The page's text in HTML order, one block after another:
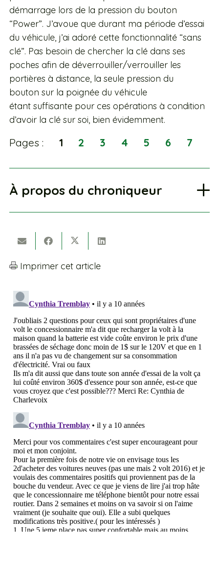
démarrage lors de la pression du bouton
“Power”. J’avoue que durant ma période d’essai
du véhicule, j’ai adoré cette fonctionnalité “sans
clé”. Pas besoin de chercher la clé dans ses
poches afin de déverrouiller/verrouiller les
portières à distance, la seule pression du
bouton sur la poignée du véhicule
étant suffisante pour ces opérations à condition
d’avoir la clé sur soi, bien évidemment.
Pages : 1 2 3 4 5 6 7
À propos du chroniqueur
Imprimer cet article